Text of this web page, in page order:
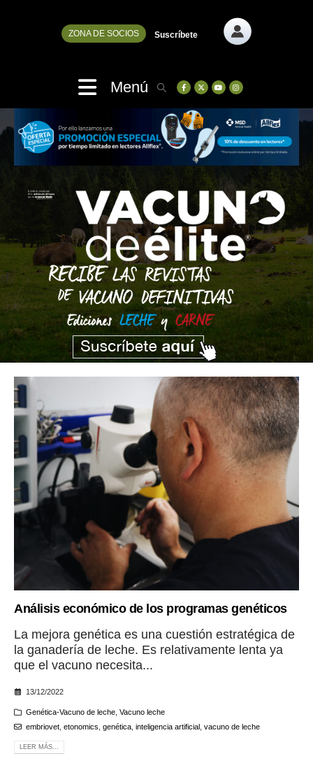
ZONA DE SOCIOS Suscríbete
Menú
Análisis económico de los programas genéticos
La mejora genética es una cuestión estratégica de
la ganadería de leche. Es relativamente lenta ya
que el vacuno necesita...
13/12/2022
Genética-Vacuno de leche, Vacuno leche
embriovet, etonomics genética, inteligencia artificial vacuno de leche
LEER MÁS...